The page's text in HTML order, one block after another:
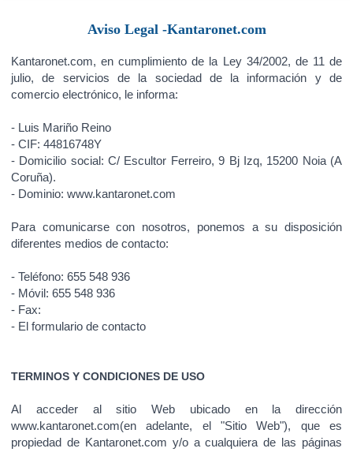
Aviso Legal -Kantaronet.com
Kantaronet.com, en cumplimiento de la Ley 34/2002, de 11 de
julio, de servicios de la sociedad de la información y de
comercio electrónico, le informa:
- Luis Mariño Reino
- CIF: 44816748Y
- Domicilio social: C/ Escultor Ferreiro, 9 Bj Izq, 15200 Noia (A
Coruña).
- Dominio: www.kantaronet.com
Para comunicarse con nosotros, ponemos a su disposición
diferentes medios de contacto:
- Teléfono: 655 548 936
- Móvil: 655 548 936
- Fax:
- El formulario de contacto
TERMINOS Y CONDICIONES DE USO
Al acceder al sitio Web ubicado en la dirección
www.kantaronet.com(en adelante, el "Sitio Web"), que es
propiedad de Kantaronet.com y/o a cualquiera de las páginas